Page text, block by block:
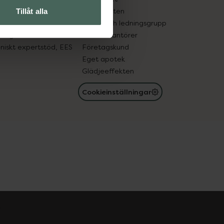
Tillåt alla
in gammal medicin
expertstöd, EES
Samarbeten
Ägare och ledningsgrupp
För leverantörer
Företagskund
Eget apotek
Glädjeeffekten
Cookieinställningar